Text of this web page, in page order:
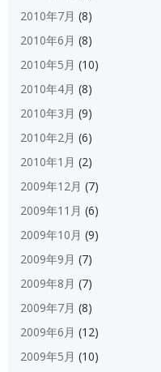
2010年7月 (8)
2010年6月 (8)
2010年5月 (10)
2010年4月 (8)
2010年3月 (9)
2010年2月 (6)
2010年1月 (2)
2009年12月 (7)
2009年11月 (6)
2009年10月 (9)
2009年9月 (7)
2009年8月 (7)
2009年7月 (8)
2009年6月 (12)
2009年5月 (10)